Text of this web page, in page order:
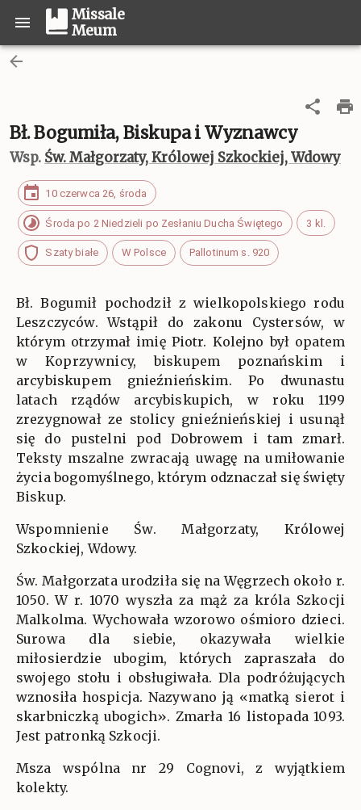
Missale
Meum
Bł. Bogumiła, Biskupa i Wyznawcy
Wsp. Św. Małgorzaty, Królowej Szkockiej, Wdowy
10 czerwca 26, środa
Środa po 2 Niedzieli po Zesłaniu Ducha Świętego 3 kl.
Szaty białe W Polsce Pallotinum s. 920
Bł. Bogumił pochodził z wielkopolskiego rodu
Leszczyców. Wstąpił do zakonu Cystersów, w
którym otrzymał imię Piotr. Kolejno był opatem
w Koprzywnicy, biskupem poznańskim i
arcybiskupem gnieźnieńskim. Po dwunastu
latach rządów arcybiskupich, w roku 1199
zrezygnował ze stolicy gnieźnieńskiej i usunął
się do pustelni pod Dobrowem i tam zmarł.
Teksty mszalne zwracają uwagę na umiłowanie
życia bogomyślnego, którym odznaczał się święty
Biskup.
Wspomnienie Św. Małgorzaty, Królowej
Szkockiej, Wdowy.
Św. Małgorzata urodziła się na Węgrzech około r.
1050. W r. 1070 wyszła za mąż za króla Szkocji
Malkolma. Wychowała wzorowo ośmioro dzieci.
Surowa dla siebie, okazywała wielkie
miłosierdzie ubogim, których zapraszała do
swojego stołu i obsługiwała. Dla podróżujących
wznosiła hospicja. Nazywano ją «matką sierot i
skarbniczką ubogich». Zmarła 16 listopada 1093.
Jest patronką Szkocji.
Msza wspólna nr 29 Cognovi, z wyjątkiem
kolekty.